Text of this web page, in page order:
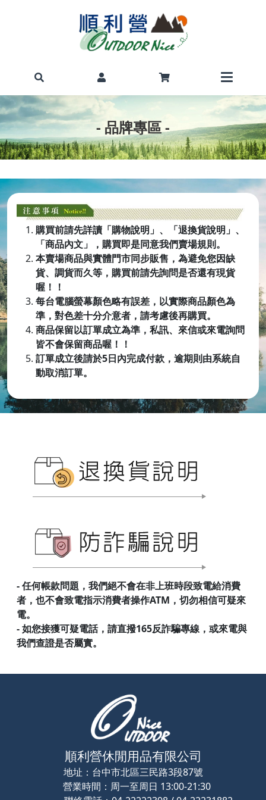
- 品牌專區 -
購買前請先詳讀「購物說明」、「退換貨說明」、
「商品內文」，購買即是同意我們賣場規則。
本賣場商品與實體門市同步販售，為避免您因缺
貨、調貨而久等，購買前請先詢問是否還有現貨
喔！！
每台電腦螢幕顏色略有誤差，以實際商品顏色為
準，對色差十分介意者，請考慮後再購買。
商品保留以訂單成立為準，私訊、來信或來電詢問
皆不會保留商品喔 ！！
訂單成立後請於5日內完成付款，逾期則由系統自
動取消訂單。
- 任何帳款問題，我們絕不會在非上班時段致電給消費
者，也不會致電指示消費者操作ATM，切勿相信可疑來
電。
- 如您接獲可疑電話，請直撥165反詐騙專線，或來電與
我們查證是否屬實。
順利營休閒用品有限公司
地址： 台中市北區三民路3段87號
營業時間： 周一至周日 13:00-21:30